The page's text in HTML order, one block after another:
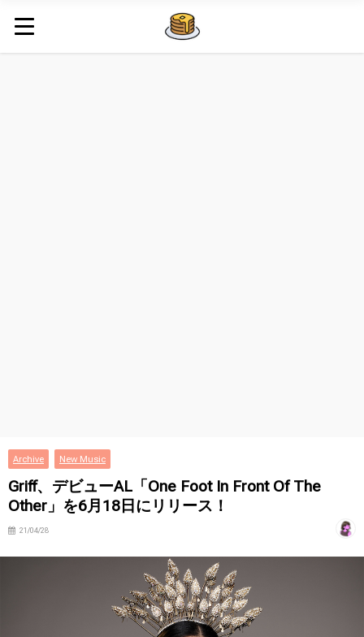
Archive New Music
Griff、デビューAL「One Foot In Front Of The
Other」を6月18日にリリース！
21/04/28